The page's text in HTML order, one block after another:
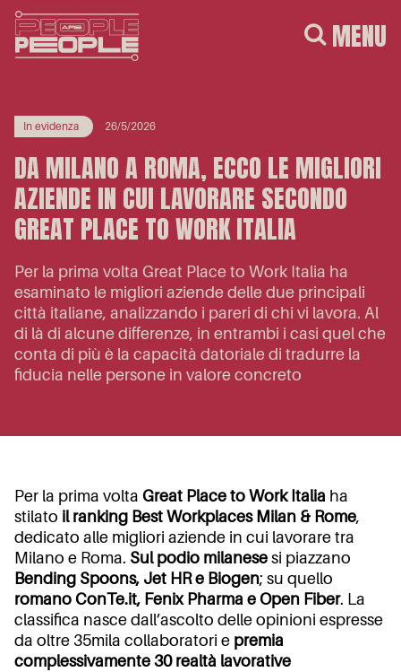
MENU
In evidenza 26/5/2026
DA MILANO A ROMA, ECCO LE MIGLIORI
AZIENDE IN CUI LAVORARE SECONDO
GREAT PLACE TO WORK ITALIA
Per la prima volta Great Place to Work Italia ha
esaminato le migliori aziende delle due principali
città italiane, analizzando i pareri di chi vi lavora. Al
di là di alcune differenze, in entrambi i casi quel che
conta di più è la capacità datoriale di tradurre la
fiducia nelle persone in valore concreto
Per la prima volta Great Place to Work Italia ha
stilato il ranking Best Workplaces Milan & Rome,
dedicato alle migliori aziende in cui lavorare tra
Milano e Roma. Sul podio milanese si piazzano
Bending Spoons, Jet HR e Biogen; su quello
romano ConTe.it, Fenix Pharma e Open Fiber. La
classifica nasce dall’ascolto delle opinioni espresse
da oltre 35mila collaboratori e premia
complessivamente 30 realtà lavorative